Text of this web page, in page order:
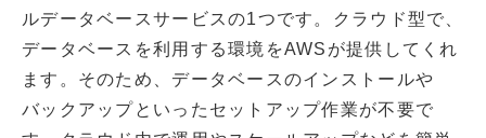
ルデータベースサービスの1つです。クラウド型で、
データベースを利用する環境をAWSが提供してくれ
ます。そのため、データベースのインストールや
バックアップといったセットアップ作業が不要で